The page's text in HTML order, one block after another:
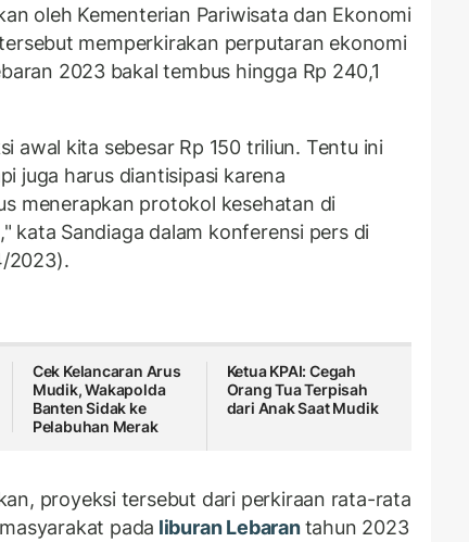
oleh Kementerian Pariwisata dan Ekonomi
memperkirakan perputaran ekonomi
2023 bakal tembus hingga Rp 240,1
awal kita sebesar Rp 150 triliun. Tentu ini
juga harus diantisipasi karena
menerapkan protokol kesehatan di
kata Sandiaga dalam konferensi pers di
2023).
Cek Kelancaran Arus
Mudik, Wakapolda
Banten Sidak ke
Pelabuhan Merak
Ketua KPAI: Cegah
Orang Tua Terpisah
dari Anak Saat Mudik
proyeksi tersebut dari perkiraan rata-rata
masyarakat pada liburan Lebarantahun 2023